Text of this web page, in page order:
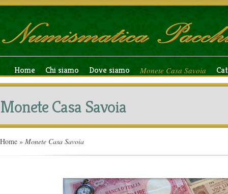
Home Chi siamo Dove siamo Monete Casa Savoia
Monete Casa Savoia
Home » Monete Casa Savoia